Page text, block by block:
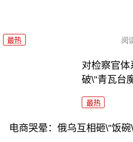
最热 阅
对检察官
破\"青瓦台
最热
电商哭晕：俄乌互相砸\"饭